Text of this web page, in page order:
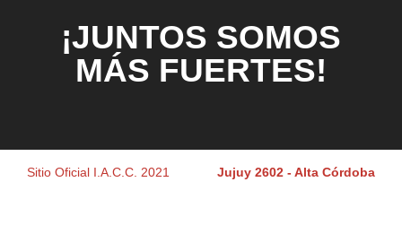
¡JUNTOS SOMOS
MÁS FUERTES!
Sitio Oficial I.A.C.C. 2021 Jujuy 2602 - Alta Córdoba